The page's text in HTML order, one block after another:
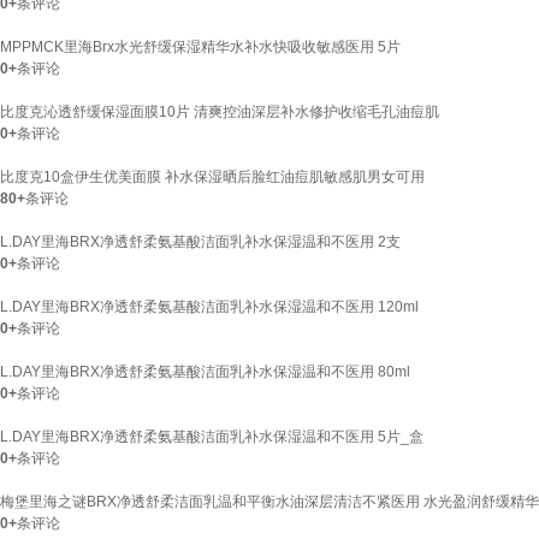
0+条评论
MPPMCK里海Brx水光舒缓保湿精华水补水快吸收敏感医用 5片
0+条评论
比度克沁透舒缓保湿面膜10片 清爽控油深层补水修护收缩毛孔油痘肌
0+条评论
比度克10盒伊生优美面膜 补水保湿晒后脸红油痘肌敏感肌男女可用
80+条评论
L.DAY里海BRX净透舒柔氨基酸洁面乳补水保湿温和不医用 2支
0+条评论
L.DAY里海BRX净透舒柔氨基酸洁面乳补水保湿温和不医用 120ml
0+条评论
L.DAY里海BRX净透舒柔氨基酸洁面乳补水保湿温和不医用 80ml
0+条评论
L.DAY里海BRX净透舒柔氨基酸洁面乳补水保湿温和不医用 5片_盒
0+条评论
梅堡里海之谜BRX净透舒柔洁面乳温和平衡水油深层清洁不紧医用 水光盈润舒缓精
0+条评论